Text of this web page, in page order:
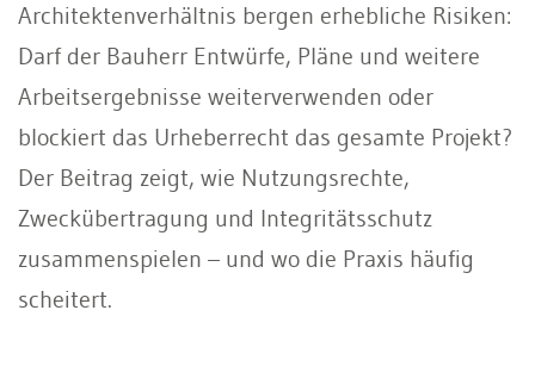
Architektenverhältnis bergen erhebliche Risiken:
Darf der Bauherr Entwürfe, Pläne und weitere
Arbeitsergebnisse weiterverwenden oder
blockiert das Urheberrecht das gesamte Projekt?
Der Beitrag zeigt, wie Nutzungsrechte,
Zweckübertragung und Integritätsschutz
zusammenspielen – und wo die Praxis häufig
scheitert.